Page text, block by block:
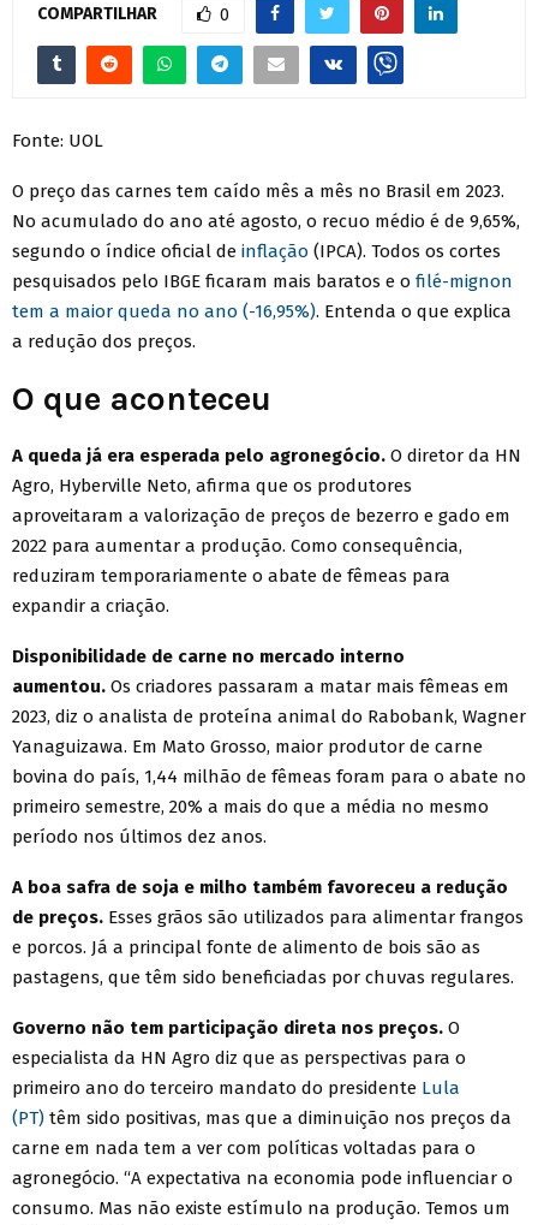
COMPARTILHAR 0
Fonte: UOL
O preço das carnes tem caído mês a mês no Brasil em 2023.
No acumulado do ano até agosto, o recuo médio é de 9,65%,
segundo o índice oficial de inflação (IPCA). Todos os cortes
pesquisados pelo IBGE ficaram mais baratos e o filé-mignon
tem a maior queda no ano (-16,95%). Entenda o que explica
a redução dos preços.
O que aconteceu
A queda já era esperada pelo agronegócio. O diretor da HN
Agro, Hyberville Neto, afirma que os produtores
aproveitaram a valorização de preços de bezerro e gado em
2022 para aumentar a produção. Como consequência,
reduziram temporariamente o abate de fêmeas para
expandir a criação.
Disponibilidade de carne no mercado interno
aumentou. Os criadores passaram a matar mais fêmeas em
2023, diz o analista de proteína animal do Rabobank, Wagner
Yanaguizawa. Em Mato Grosso, maior produtor de carne
bovina do país, 1,44 milhão de fêmeas foram para o abate no
primeiro semestre, 20% a mais do que a média no mesmo
período nos últimos dez anos.
A boa safra de soja e milho também favoreceu a redução
de preços. Esses grãos são utilizados para alimentar frangos
e porcos. Já a principal fonte de alimento de bois são as
pastagens, que têm sido beneficiadas por chuvas regulares.
Governo não tem participação direta nos preços. O
especialista da HN Agro diz que as perspectivas para o
primeiro ano do terceiro mandato do presidente Lula
(PT) têm sido positivas, mas que a diminuição nos preços da
carne em nada tem a ver com políticas voltadas para o
agronegócio. “A expectativa na economia pode influenciar o
consumo. Mas não existe estímulo na produção. Temos um